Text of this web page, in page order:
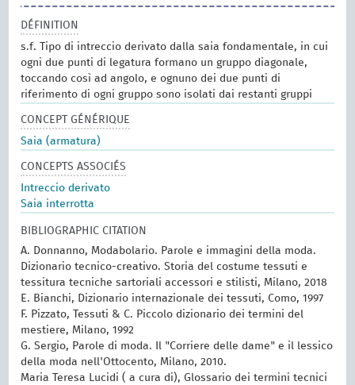
DÉFINITION
s.f. Tipo di intreccio derivato dalla saia fondamentale, in cui
ogni due punti di legatura formano un gruppo diagonale,
toccando così ad angolo, e ognuno dei due punti di
riferimento di ogni gruppo sono isolati dai restanti gruppi
CONCEPT GÉNÉRIQUE
Saia (armatura)
CONCEPTS ASSOCIÉS
Intreccio derivato
Saia interrotta
BIBLIOGRAPHIC CITATION
A. Donnanno, Modabolario. Parole e immagini della moda.
Dizionario tecnico-creativo. Storia del costume tessuti e
tessitura tecniche sartoriali accessori e stilisti, Milano, 2018
E. Bianchi, Dizionario internazionale dei tessuti, Como, 1997
F. Pizzato, Tessuti & C. Piccolo dizionario dei termini del
mestiere, Milano, 1992
G. Sergio, Parole di moda. Il "Corriere delle dame" e il lessico
della moda nell'Ottocento, Milano, 2010.
Maria Teresa Lucidi ( a cura di), Glossario dei termini tecnici